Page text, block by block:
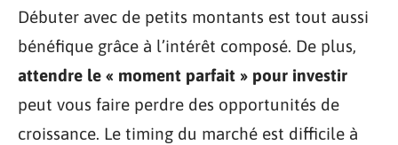
Débuter avec de petits montants est tout aussi
bénéfique grâce à l’intérêt composé. De plus,
attendre le « moment parfait » pour investir
peut vous faire perdre des opportunités de
croissance. Le timing du marché est difficile à